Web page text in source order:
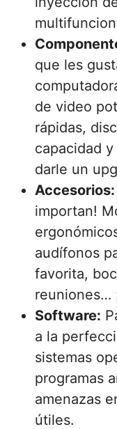
que les
de video
rápidas,
capacidad
darle un
Accesorios:
importan!
audífonos
favorita,
reuniones…
Software:
a la
sistemas
programas
amenazas
útiles.